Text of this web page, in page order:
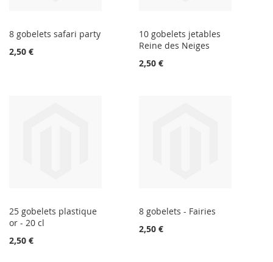
8 gobelets safari party
2,50 €
10 gobelets jetables
Reine des Neiges
2,50 €
25 gobelets plastique
or - 20 cl
2,50 €
8 gobelets - Fairies
2,50 €